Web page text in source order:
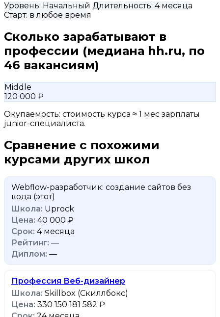
Уровень: Начальный Длительность: 4 месяца
Старт: в любое время
Сколько зарабатывают в
профессии (медиана hh.ru, по
46 вакансиям)
Middle
120 000 ₽
Окупаемость: стоимость курса ≈ 1 мес зарплаты
junior-специалиста.
Сравнение с похожими
курсами других школ
Webflow-разработчик: создание сайтов без
кода (этот)
Uprock
40 000 ₽
4 месяца
—
—
Профессия Веб-дизайнер
Skillbox (Скиллбокс)
330 150 181 582 ₽